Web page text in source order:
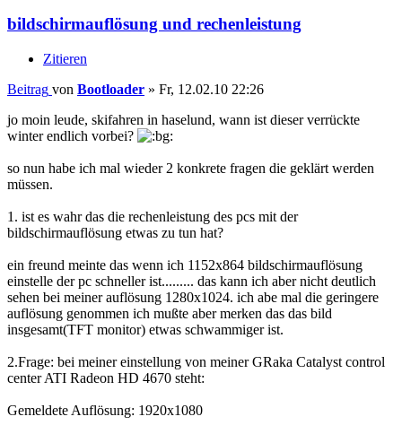
bildschirmauflösung und rechenleistung
Zitieren
Beitrag von Bootloader » Fr, 12.02.10 22:26
jo moin leude, skifahren in haselund, wann ist dieser verrückte
winter endlich vorbei?
so nun habe ich mal wieder 2 konkrete fragen die geklärt werden
müssen.
1. ist es wahr das die rechenleistung des pcs mit der
bildschirmauflösung etwas zu tun hat?
ein freund meinte das wenn ich 1152x864 bildschirmauflösung
einstelle der pc schneller ist......... das kann ich aber nicht deutlich
sehen bei meiner auflösung 1280x1024. ich abe mal die geringere
auflösung genommen ich mußte aber merken das das bild
insgesamt(TFT monitor) etwas schwammiger ist.
2.Frage: bei meiner einstellung von meiner GRaka Catalyst control
center ATI Radeon HD 4670 steht:
Gemeldete Auflösung: 1920x1080